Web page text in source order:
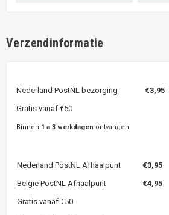
Verzendinformatie
Nederland PostNL bezorging €3,95
Gratis vanaf €50
Binnen 1 a 3 werkdagen ontvangen.
Nederland PostNL Afhaalpunt €3,95
Belgie PostNL Afhaalpunt
€4,95
Gratis vanaf €50